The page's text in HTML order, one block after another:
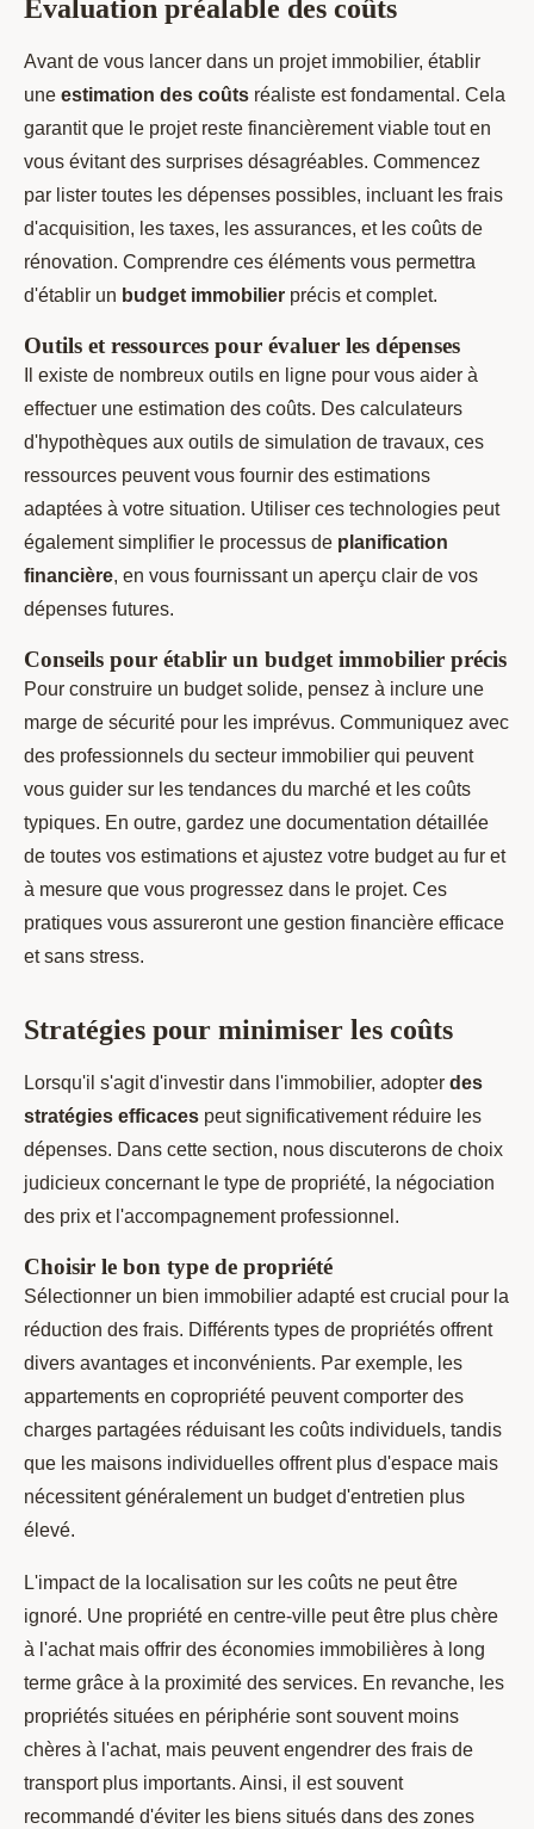
Évaluation préalable des coûts
Avant de vous lancer dans un projet immobilier, établir
une estimation des coûts réaliste est fondamental. Cela
garantit que le projet reste financièrement viable tout en
vous évitant des surprises désagréables. Commencez
par lister toutes les dépenses possibles, incluant les frais
d'acquisition, les taxes, les assurances, et les coûts de
rénovation. Comprendre ces éléments vous permettra
d'établir un budget immobilier précis et complet.
Outils et ressources pour évaluer les dépenses
Il existe de nombreux outils en ligne pour vous aider à
effectuer une estimation des coûts. Des calculateurs
d'hypothèques aux outils de simulation de travaux, ces
ressources peuvent vous fournir des estimations
adaptées à votre situation. Utiliser ces technologies peut
également simplifier le processus de planification
financière, en vous fournissant un aperçu clair de vos
dépenses futures.
Conseils pour établir un budget immobilier précis
Pour construire un budget solide, pensez à inclure une
marge de sécurité pour les imprévus. Communiquez avec
des professionnels du secteur immobilier qui peuvent
vous guider sur les tendances du marché et les coûts
typiques. En outre, gardez une documentation détaillée
de toutes vos estimations et ajustez votre budget au fur et
à mesure que vous progressez dans le projet. Ces
pratiques vous assureront une gestion financière efficace
et sans stress.
Stratégies pour minimiser les coûts
Lorsqu'il s'agit d'investir dans l'immobilier, adopter des
stratégies efficaces peut significativement réduire les
dépenses. Dans cette section, nous discuterons de choix
judicieux concernant le type de propriété, la négociation
des prix et l'accompagnement professionnel.
Choisir le bon type de propriété
Sélectionner un bien immobilier adapté est crucial pour la
réduction des frais. Différents types de propriétés offrent
divers avantages et inconvénients. Par exemple, les
appartements en copropriété peuvent comporter des
charges partagées réduisant les coûts individuels, tandis
que les maisons individuelles offrent plus d'espace mais
nécessitent généralement un budget d'entretien plus
élevé.
L'impact de la localisation sur les coûts ne peut être
ignoré. Une propriété en centre-ville peut être plus chère
à l'achat mais offrir des économies immobilières à long
terme grâce à la proximité des services. En revanche, les
propriétés situées en périphérie sont souvent moins
chères à l'achat, mais peuvent engendrer des frais de
transport plus importants. Ainsi, il est souvent
recommandé d'éviter les biens situés dans des zones